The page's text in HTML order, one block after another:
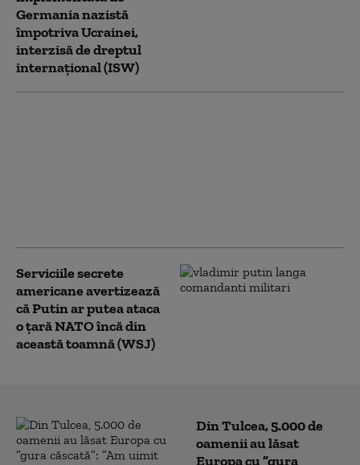
Germania nazistă
împotriva Ucrainei,
interzisă de dreptul
internațional (ISW)
Serviciile secrete
americane avertizează
că Putin ar putea ataca
o țară NATO încă din
această toamnă (WSJ)
Din Tulcea, 5.000 de
oamenii au lăsat
Europa cu ”gura